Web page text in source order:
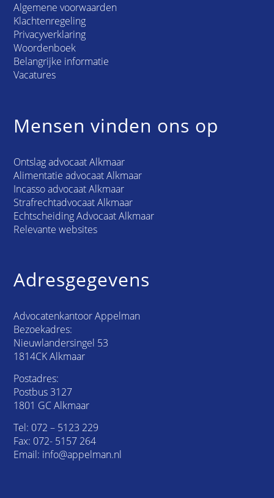
Algemene voorwaarden
Klachtenregeling
Privacyverklaring
Woordenboek
Belangrijke informatie
Vacatures
Mensen vinden ons op
Ontslag advocaat Alkmaar
Alimentatie advocaat Alkmaar
Incasso advocaat Alkmaar
Strafrechtadvocaat Alkmaar
Echtscheiding Advocaat Alkmaar
Relevante websites
Adresgegevens
Advocatenkantoor Appelman
Bezoekadres:
Nieuwlandersingel 53
1814CK Alkmaar
Postadres:
Postbus 3127
1801 GC Alkmaar
Tel: 072 – 5123 229
Fax: 072- 5157 264
Email: info@appelman.nl